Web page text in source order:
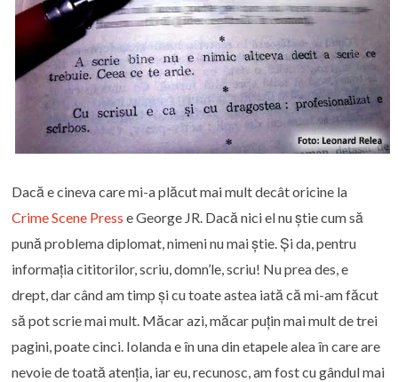
Dacă e cineva care mi-a plăcut mai mult decât oricine la
Crime Scene Press e George JR. Dacă nici el nu știe cum să
pună problema diplomat, nimeni nu mai știe. Și da, pentru
informația cititorilor, scriu, domn’le, scriu! Nu prea des, e
drept, dar când am timp și cu toate astea iată că mi-am făcut
să pot scrie mai mult. Măcar azi, măcar puțin mai mult de trei
pagini, poate cinci. Iolanda e în una din etapele alea în care are
nevoie de toată atenția, iar eu, recunosc, am fost cu gândul mai